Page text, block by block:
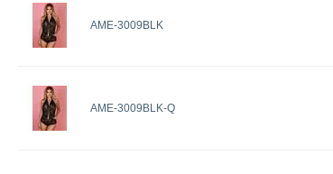
AME-3009BLK
AME-3009BLK-Q